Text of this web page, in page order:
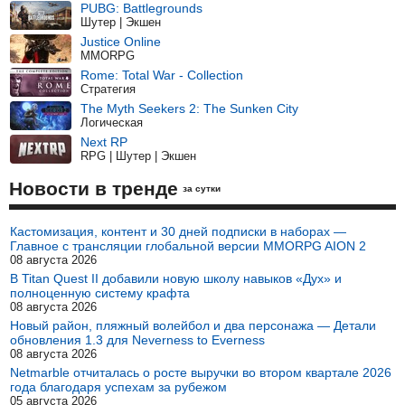
PUBG: Battlegrounds
Шутер | Экшен
Justice Online
MMORPG
Rome: Total War - Collection
Стратегия
The Myth Seekers 2: The Sunken City
Логическая
Next RP
RPG | Шутер | Экшен
Новости в тренде за сутки
Кастомизация, контент и 30 дней подписки в наборах —
Главное с трансляции глобальной версии MMORPG AION 2
08 августа 2026
В Titan Quest II добавили новую школу навыков «Дух» и
полноценную систему крафта
08 августа 2026
Новый район, пляжный волейбол и два персонажа — Детали
обновления 1.3 для Neverness to Everness
08 августа 2026
Netmarble отчиталась о росте выручки во втором квартале 2026
года благодаря успехам за рубежом
05 августа 2026